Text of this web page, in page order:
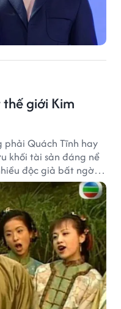
giới Kim
phải Quách Tĩnh hay
khối tài sản đáng nể
độc giả bất ngờ
hoàn toàn không